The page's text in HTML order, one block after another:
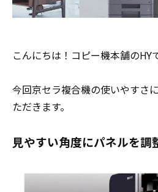
こんにちは！コピー機本舗のHY
今回京セラ複合機の使いやすさ
ただきます。
見やすい角度にパネルを調